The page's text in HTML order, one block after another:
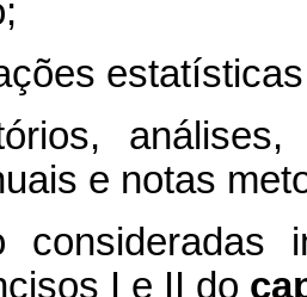
análises,
e notas
consideradas
I e II do